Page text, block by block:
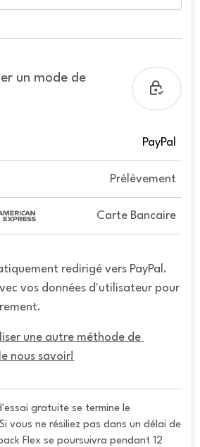
un mode de
PayPal
Prélèvement
Carte Bancaire
redirigé vers PayPal.
vos données d'utilisateur pour
une autre méthode de
nous savoir!
vous ne résiliez pas dans un délai de
Flex se poursuivra pendant 12